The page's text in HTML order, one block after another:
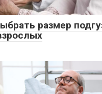
размер